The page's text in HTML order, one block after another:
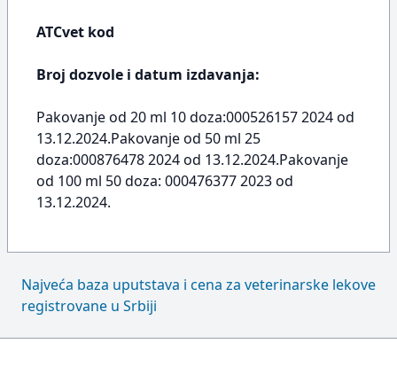
ATCvet kod
Broj dozvole i datum izdavanja:
Pakovanje od 20 ml 10 doza:000526157 2024 od
13.12.2024.Pakovanje od 50 ml 25
doza:000876478 2024 od 13.12.2024.Pakovanje
od 100 ml 50 doza: 000476377 2023 od
13.12.2024.
Najveća baza uputstava i cena za veterinarske lekove
registrovane u Srbiji